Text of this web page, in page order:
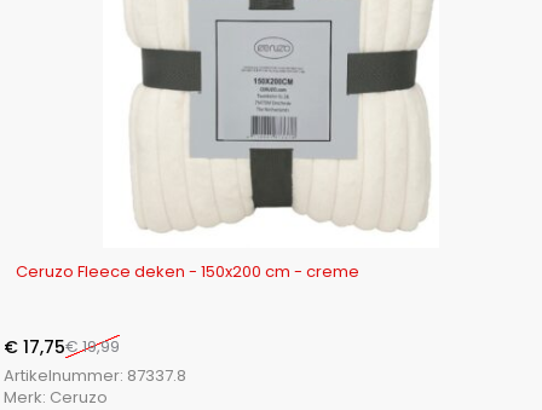
Ceruzo Fleece deken - 150x200 cm - creme
€19,99
€ 17,75
Artikelnummer: 87337.8
Merk: Ceruzo